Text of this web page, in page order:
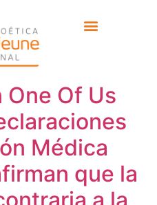
One Of Us
Médica
que la